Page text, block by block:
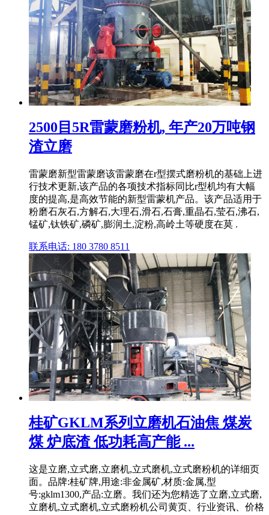
2500目5R雷蒙磨粉机, 年产20万吨钢
渣立磨
雷蒙磨新型雷蒙磨该雷蒙磨在r型摆式磨粉机的基础上进
行技术更新,该产品的各项技术指标同比r型机均有大幅
度的提高,是高效节能的新型雷蒙机产品。该产品适用于
粉磨石灰石,方解石,大理石,滑石,石膏,重晶石,莹石,沸石,
锰矿,钛铁矿,磷矿,膨润土,淀粉,高岭土等硬度在莫 .
联系电话: 180 3780 8511
桂矿GKLM系列立磨机石油焦 煤炭
煤 炉底渣 低功耗高产能 ...
这是立磨,立式磨,立磨机,立式磨机,立式磨粉机的详细页
面。品牌:桂矿牌,用途:非金属矿,材质:金属,型
号:gklm1300,产品:立磨。我们还为您精选了立磨,立式磨,
立磨机,立式磨机,立式磨粉机公司黄页、行业资讯、价格